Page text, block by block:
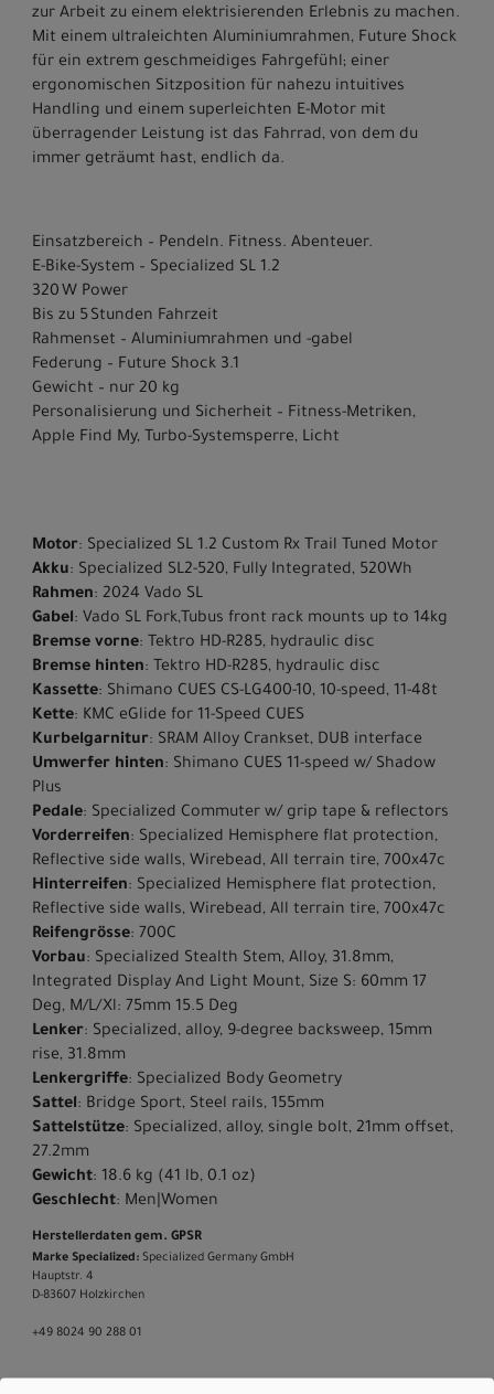
zur Arbeit zu einem elektrisierenden Erlebnis zu machen.
Mit einem ultraleichten Aluminiumrahmen, Future Shock
für ein extrem geschmeidiges Fahrgefühl; einer
ergonomischen Sitzposition für nahezu intuitives
Handling und einem superleichten E-Motor mit
überragender Leistung ist das Fahrrad, von dem du
immer geträumt hast, endlich da.
Einsatzbereich – Pendeln. Fitness. Abenteuer.
E-Bike-System – Specialized SL 1.2
320 W Power
Bis zu 5 Stunden Fahrzeit
Rahmenset – Aluminiumrahmen und -gabel
Federung – Future Shock 3.1
Gewicht – nur 20 kg
Personalisierung und Sicherheit – Fitness-Metriken,
Apple Find My, Turbo-Systemsperre, Licht
Motor: Specialized SL 1.2 Custom Rx Trail Tuned Motor
Akku: Specialized SL2-520, Fully Integrated, 520Wh
Rahmen: 2024 Vado SL
Gabel: Vado SL Fork,Tubus front rack mounts up to 14kg
Bremse vorne: Tektro HD-R285, hydraulic disc
Bremse hinten: Tektro HD-R285, hydraulic disc
Kassette: Shimano CUES CS-LG400-10, 10-speed, 11-48t
Kette: KMC eGlide for 11-Speed CUES
Kurbelgarnitur: SRAM Alloy Crankset, DUB interface
Umwerfer hinten: Shimano CUES 11-speed w/ Shadow
Plus
Pedale: Specialized Commuter w/ grip tape & reflectors
Vorderreifen: Specialized Hemisphere flat protection,
Reflective side walls, Wirebead, All terrain tire, 700x47c
Hinterreifen: Specialized Hemisphere flat protection,
Reflective side walls, Wirebead, All terrain tire, 700x47c
Reifengrösse: 700C
Vorbau: Specialized Stealth Stem, Alloy, 31.8mm,
Integrated Display And Light Mount, Size S: 60mm 17
Deg, M/L/Xl: 75mm 15.5 Deg
Lenker: Specialized, alloy, 9-degree backsweep, 15mm
rise, 31.8mm
Lenkergriffe: Specialized Body Geometry
Sattel: Bridge Sport, Steel rails, 155mm
Sattelstütze: Specialized, alloy, single bolt, 21mm offset,
27.2mm
Gewicht: 18.6 kg (41 lb, 0.1 oz)
Geschlecht: Men|Women
Herstellerdaten gem. GPSR
Marke Specialized: Specialized Germany GmbH
Hauptstr. 4
D-83607 Holzkirchen
+49 8024 90 288 01